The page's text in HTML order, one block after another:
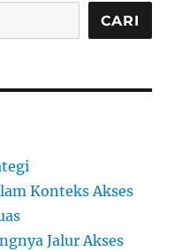
CARI
Konteks Akses
Jalur Akses